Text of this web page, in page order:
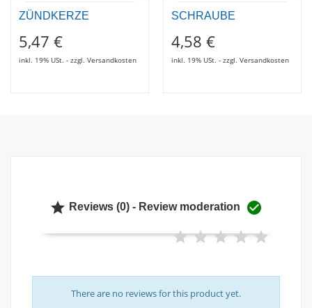
ZÜNDKERZE
5,47 €
inkl. 19% USt. - zzgl. Versandkosten
SCHRAUBE
4,58 €
inkl. 19% USt. - zzgl. Versandkosten
 Reviews (0) - Review moderation 
There are no reviews for this product yet.